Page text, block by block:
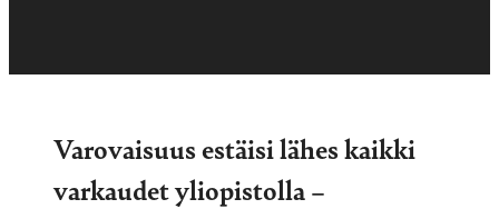
Varovaisuus estäisi lähes kaikki
varkaudet yliopistolla –